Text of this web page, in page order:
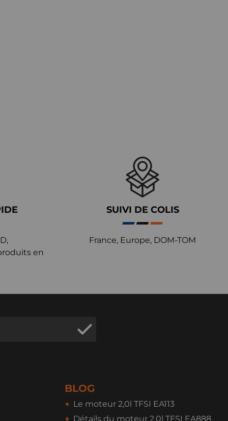
en
SUIVI DE COLIS
France, Europe, DOM-TOM
BLOG
Le moteur 2,0l TFSI EA113
Détails du moteur 2,0l TFSI EA888